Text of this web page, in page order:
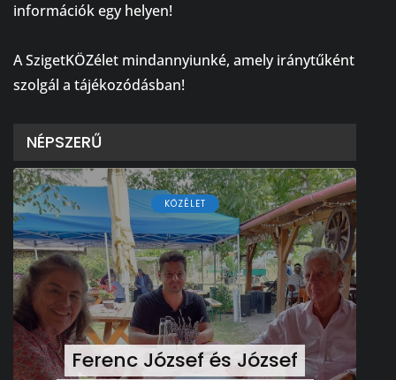
információk egy helyen!
A SzigetKÖZélet mindannyiunké, amely iránytűként
szolgál a tájékozódásban!
NÉPSZERŰ
KÖZÉLET
Ferenc József és József